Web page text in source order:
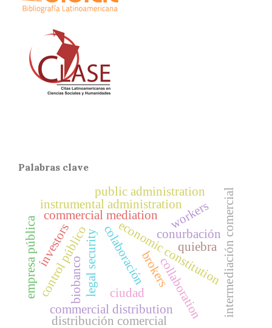
Palabras clave
biobanco economic constitution
collaboration
commercial mediation
commercial distribution
colaboración intermediación comercial
distribución comercial
instrumental administration
public administration
control público
empresa pública legal security ciudad
conurbación
workers
quiebra
brokers
investors